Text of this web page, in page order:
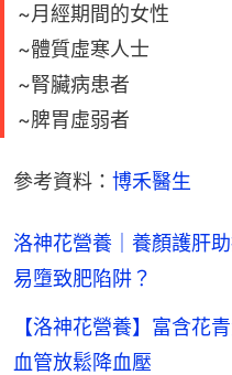
~月經期間的女性
~體質虛寒人士
~腎臟病患者
~脾胃虛弱者
參考資料： 博禾醫生
洛神花營養｜養顏護肝
易墮致肥陷阱？
【洛神花營養】富含花
血管放鬆降血壓